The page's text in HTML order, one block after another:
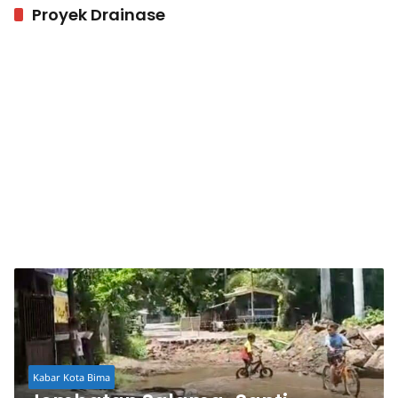
Proyek Drainase
Kabar Kota Bima